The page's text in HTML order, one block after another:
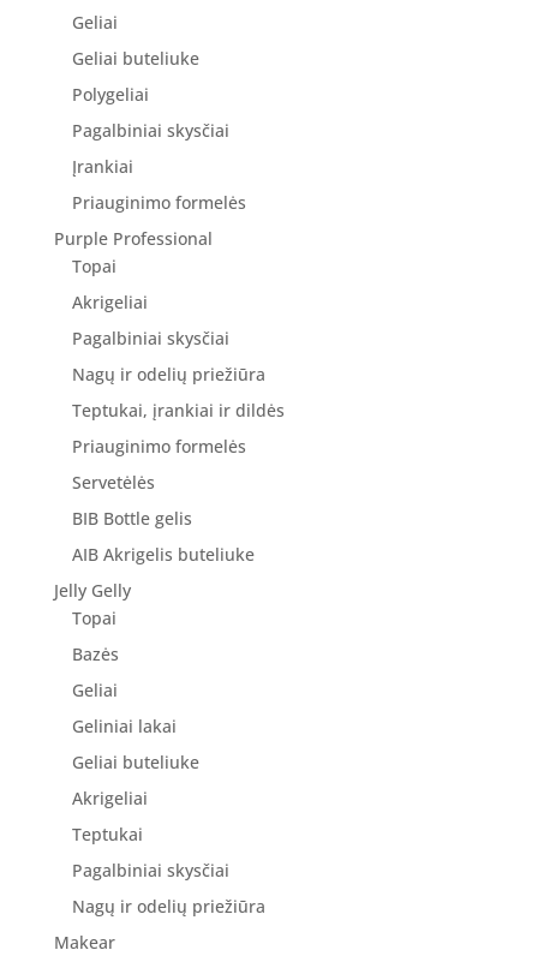
Geliai
Geliai buteliuke
Polygeliai
Pagalbiniai skysčiai
Įrankiai
Priauginimo formelės
Purple Professional
Topai
Akrigeliai
Pagalbiniai skysčiai
Nagų ir odelių priežiūra
Teptukai, įrankiai ir dildės
Priauginimo formelės
Servetėlės
BIB Bottle gelis
AIB Akrigelis buteliuke
Jelly Gelly
Topai
Bazės
Geliai
Geliniai lakai
Geliai buteliuke
Akrigeliai
Teptukai
Pagalbiniai skysčiai
Nagų ir odelių priežiūra
Makear